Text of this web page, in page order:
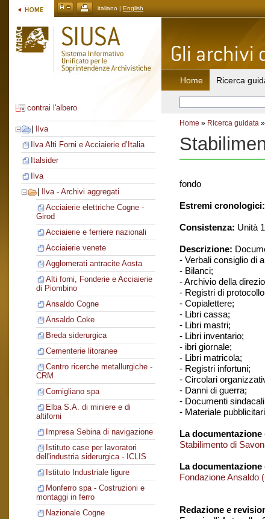
italiano | English
contrai l'albero
Ilva
Ilva Alti Forni e Acciaierie d’Italia
Italsider
Ilva
Ilva - Archivi aggregati
Acciaierie elettriche Cogne -
Girod
Acciaierie e ferriere nazionali
Acciaierie venete
Agglomerati antracite Aosta
Alti forni, Fonderie e Acciaierie
di Piombino
Ansaldo Cogne
Ansaldo Coke
Breda siderurgica
Cementerie litoranee
Centro ricerche metallurgiche -
CRM
Cornigliano spa
Elba S.A. di miniere e di
altiforni
Impresa Sebina di navigazione
Istituto case per lavoratori
dell'industria siderurgica - ICLIS
Istituto Industriale ligure
Monferro spa - Costruzioni e
montaggi in ferro
Nazionale Cogne
Home Ricerca
Home » Ricerca guidata »
fondo
Estremi cronologici:
Consistenza: Unità
Descrizione:
- Verbali consiglio di
- Bilanci;
- Archivio della
- Registri di
- Copialettere;
- Libri cassa;
- Libri mastri;
- Libri inventario;
- ibri giornale;
- Libri matricola;
- Registri infortuni;
- Circolari
- Danni di guerra;
- Documenti
- Materiale
La
Stabilimento di
La documentazione
Fondazione Ansaldo
Redazione e